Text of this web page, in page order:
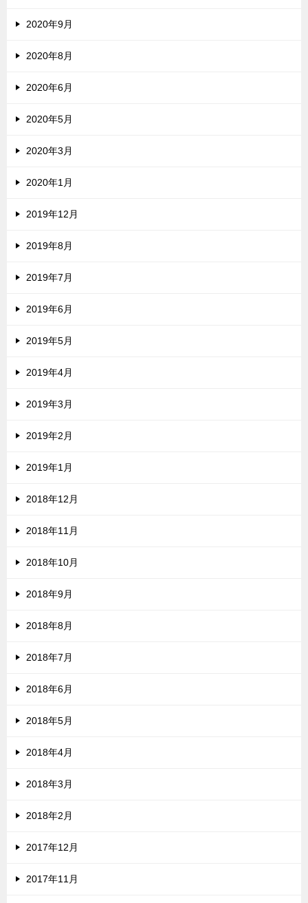
2020年9月
2020年8月
2020年6月
2020年5月
2020年3月
2020年1月
2019年12月
2019年8月
2019年7月
2019年6月
2019年5月
2019年4月
2019年3月
2019年2月
2019年1月
2018年12月
2018年11月
2018年10月
2018年9月
2018年8月
2018年7月
2018年6月
2018年5月
2018年4月
2018年3月
2018年2月
2017年12月
2017年11月